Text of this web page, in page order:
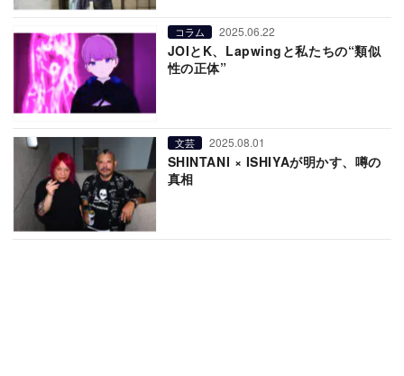
コラム 2025.06.22
JOIとK、Lapwingと私たちの“類似
性の正体”
文芸 2025.08.01
SHINTANI × ISHIYAが明かす、噂の
真相